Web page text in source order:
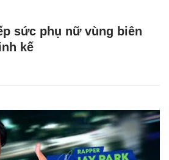
sức phụ nữ vùng biên
kế